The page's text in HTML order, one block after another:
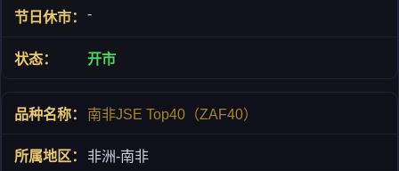
-
开市
南非JSE Top40（ZAF40）
非洲-南非